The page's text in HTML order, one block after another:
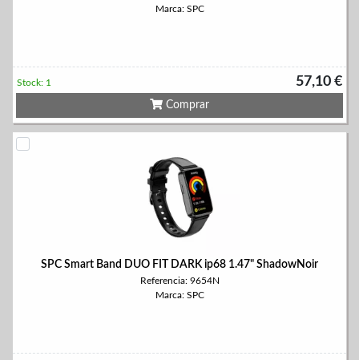
Marca: SPC
57,10 €
Stock: 1
Comprar
SPC Smart Band DUO FIT DARK ip68 1.47" ShadowNoir
Referencia: 9654N
Marca: SPC